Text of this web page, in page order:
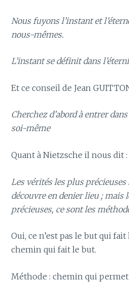
Nous fuyons l’instant et
nous-mêmes.
L’instant se définit dans
Et ce conseil de Jean
Cherchez d’abord à entrer
soi-même
Quant à Nietzsche il nous dit :
Les vérités les plus précieuses
découvre en denier lieu ; mais
précieuses, ce sont les
Oui, ce n’est pas le but qui
chemin qui fait le but.
Méthode : chemin qui